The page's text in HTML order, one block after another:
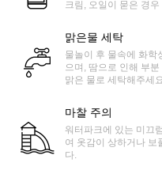
크림, 오일이 묻은 경
맑은물 세탁
물놀이 후 물속에 화학
으며, 땀으로 인해 부
맑은 물로 세탁해주세
마찰 주의
워터파크에 있는 미끄
여 옷감이 상하거나 보
다.